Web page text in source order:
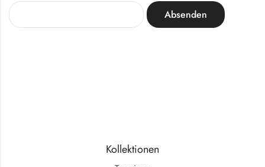
Kollektionen